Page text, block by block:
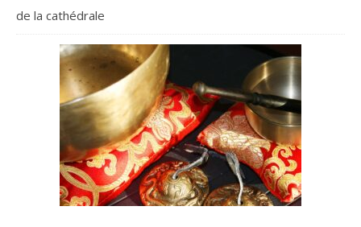
de la cathédrale